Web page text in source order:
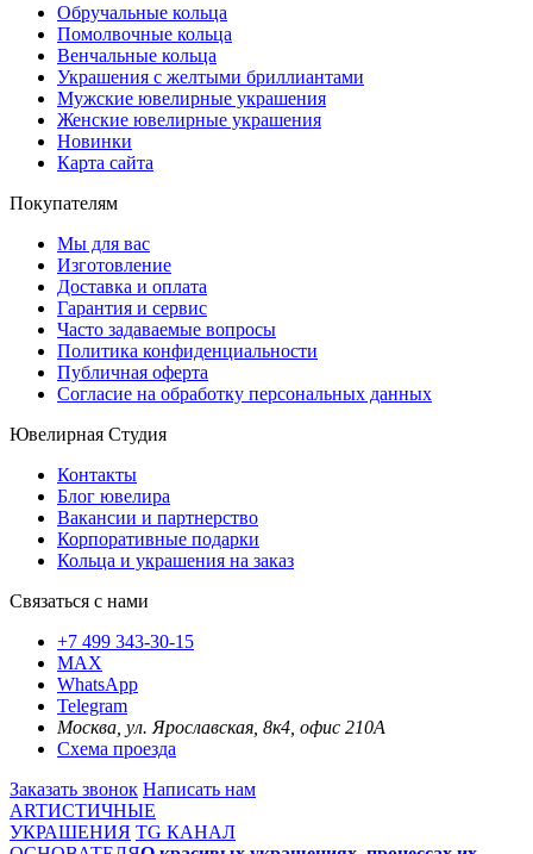
Обручальные кольца
Помолвочные кольца
Венчальные кольца
Украшения с желтыми бриллиантами
Мужские ювелирные украшения
Женские ювелирные украшения
Новинки
Карта сайта
Покупателям
Мы для вас
Изготовление
Доставка и оплата
Гарантия и сервис
Часто задаваемые вопросы
Политика конфиденциальности
Публичная оферта
Согласие на обработку персональных данных
Ювелирная Студия
Контакты
Блог ювелира
Вакансии и партнерство
Корпоративные подарки
Кольца и украшения на заказ
Связаться с нами
+7 499 343-30-15
MAX
WhatsApp
Telegram
Москва, ул. Ярославская, 8к4, офис 210А
Схема проезда
Заказать звонок Написать нам
ARTИСТИЧНЫЕ
УКРАШЕНИЯ TG КАНАЛ